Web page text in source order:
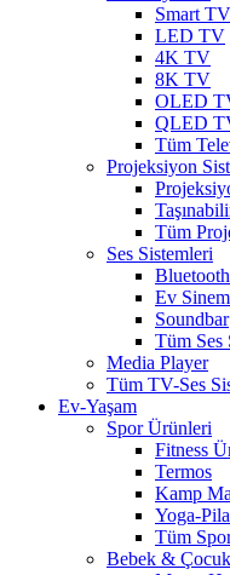
Smart TV
LED TV
4K TV
8K TV
OLED
QLED
Tüm
Projeksiyon
Tüm
Ses Sistemleri
Ev
Soundbar
Tüm Ses
Media Player
Tüm TV-Ses
Ev-Yaşam
Spor Ürünleri
Fitness
Termos
Kamp
Yoga-
Tüm
Bebek & Çocuk